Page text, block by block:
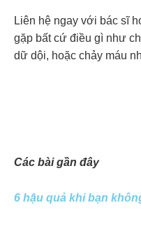
Liên hệ ngay với bác sĩ
gặp bất cứ điều gì như
dữ dội, hoặc chảy máu
Các bài gần đây
6 hậu quả khi bạn